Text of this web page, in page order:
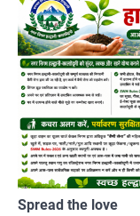
Spread the love